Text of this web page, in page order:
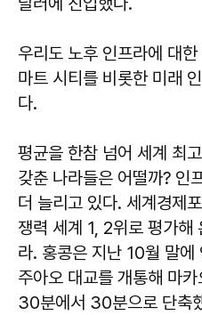
우리도 노후 인프라에 대
마트 시티를 비롯한 미래
다.
평균을 한참 넘어 세계 최
갖춘 나라들은 어떨까? 인
더 늘리고 있다. 세계경제
쟁력 세계 1, 2위로 평가해
라. 홍콩은 지난 10월 말
주아오 대교를 개통해 마
30분에서 30분으로 단축